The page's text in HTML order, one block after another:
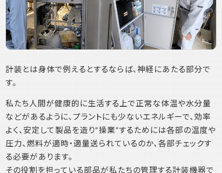
計装とは身体で例えるとするならば、神経にあたる部分で
す。
私たち人間が健康的に生活する上で正常な体温や水分量
などがあるように、プラントにも少ないエネルギーで、効率
よく、安定して製品を造り“操業”するためには各部の温度や
圧力、燃料が適時・適量送られているのか、各部チェックす
る必要があります。
その役割を担っている部品が私たちの管理する計装機器で